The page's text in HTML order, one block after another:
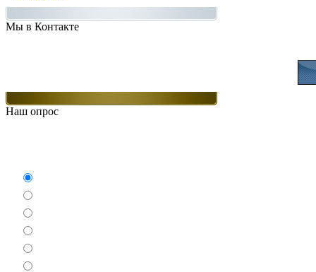
Мы в Контакте
Наш опрос